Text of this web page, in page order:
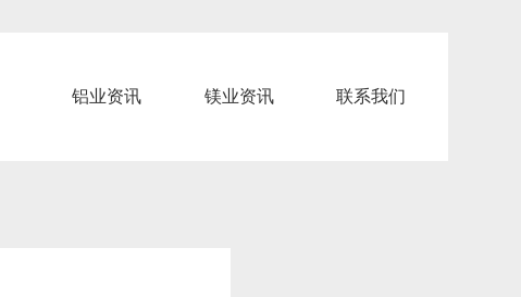
铝业资讯 镁业资讯 联系我们